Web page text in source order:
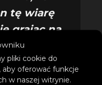
pliki cookie do
aby oferować funkcje
w naszej witrynie.
tę wiarę
grając na
sprawia,
zapomina
mu tego